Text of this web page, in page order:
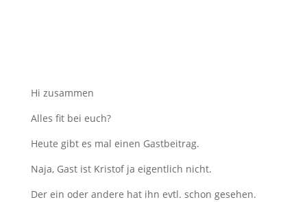
Hi zusammen
Alles fit bei euch?
Heute gibt es mal einen Gastbeitrag.
Naja, Gast ist Kristof ja eigentlich nicht.
Der ein oder andere hat ihn evtl. schon gesehen.